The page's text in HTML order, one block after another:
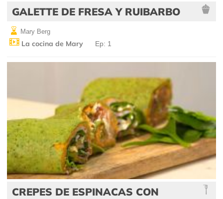
GALETTE DE FRESA Y RUIBARBO
Mary Berg
La cocina de Mary Ep: 1
CREPES DE ESPINACAS CON